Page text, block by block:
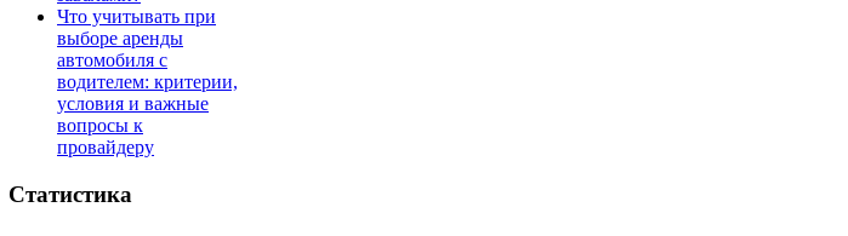
Что учитывать при
выборе аренды
автомобиля с
водителем: критерии,
условия и важные
вопросы к
провайдеру
Статистика